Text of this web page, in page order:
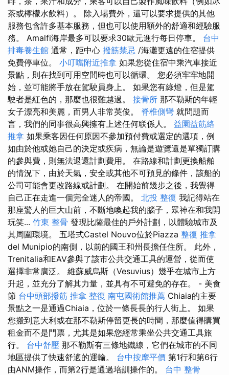
茶或檸檬水飲料）。 除入場費外，還可以要求提供的其他
服務包含許多基本服務，但也可以使用額外的舒適和經驗服
務。 Amalfi海岸最多可以要求30歐元進行每日停車。 台中
排毒養生館 通常，距中心 撥筋禁忌 /海灘更遠的住宿提供
免費停車位。 小叮噹附近推拿 如果您從住宿中乘汽車接近
景點，則在找到可用空間時也可以循環。 您必須牢牢地開
始，並可能將手放在駕駛員身上。 如果您有綠燈，但是駕
駛者是紅色的，那麼也很難越過。 接骨所 那不勒斯的年輕
女子漂亮和美麗，而男人非常英俊。 脊椎側彎 就問題而
言，我們的同事很高興擁有上述任何联係人。 益園益筋絡
推拿 如果乘客因任何原因不參加預付費或選定的選項，例
如由於他或她自己的決定或疾病，無論是遊覽還是單獨訂購
的參與費，則無法退還計劃費用。 在路線和計劃更換船舶
的情況下，由於天氣，安全或其他不可預見的條件，該船的
公司可能會更改路線或計劃。 在開始前幾步之後，我覺得
自己正在走進一個完全迷人的帝國。 北投 整復 我記得站在
那座驚人的巨大山前，不斷地喚起我的腦子，眾神在和我開
玩笑... 竹東 整骨 發現比薩最佳的戶外計劃，以體驗城市及
其周圍環境。 五塔式Castel Nouvo位於Piazza 整復 推拿
del Munipio的南側，以前的國王和州長擔任住所。 此外，
Trenitalia和EAV參與了該市公共交通工具的運營，從而使
選擇非常廣泛。 維蘇威烏斯（Vesuvius）幾乎在城市上方
升起，並充分了解其力量，並具有不可避免的存在。 - 美食
節 台中頭部撥筋 推拿 整復 南屯國術館推薦 Chiaia的主要
景點之一是通過Chiaia，位於一條長長的行人街上。 如果
您搬到意大利或在那不勒斯停留更長的時間，那麼值得購買
租金而不是門票，尤其是如果您經常乘坐公共交通工具旅
行。 台中舒壓 那不勒斯有三條地鐵線，它們在城市的不同
地區提供了快速舒適的運輸。 台中按摩平價 第1行和第6行
由ANM操作，而第2行是通過培訓操作的。 台中 整骨